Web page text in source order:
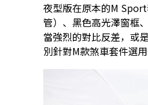
夜型版在原本的M
管）、黑色高光澤窗框
當強烈的對比反差，或
別針對M款煞車套件選